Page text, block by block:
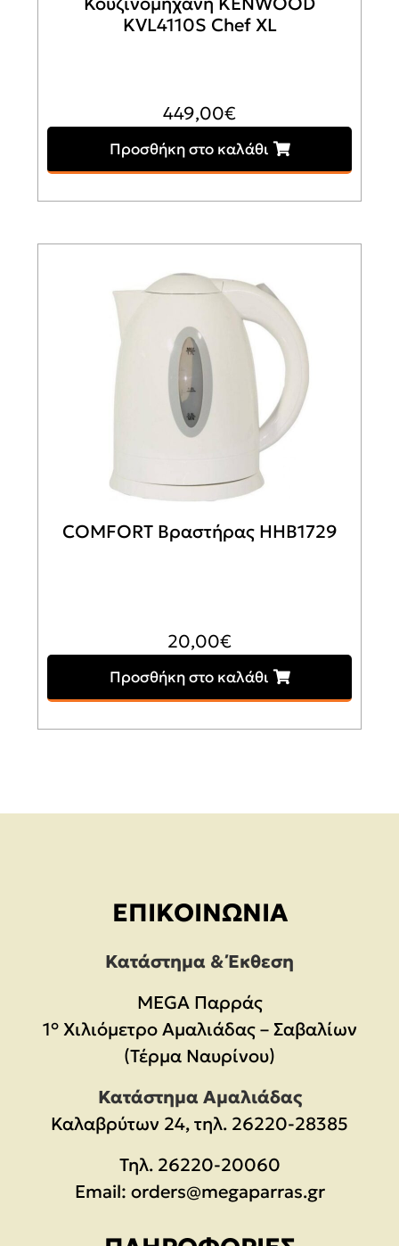
KVL4110S Chef XL
449,00€
Προσθήκη στο καλάθι
COMFORT Βραστήρας HHB1729
20,00€
Προσθήκη στο καλάθι
ΕΠΙΚΟΙΝΩΝΊΑ
Κατάστημα & Έκθεση
MEGA Παρράς
1° Χιλιόμετρο Αμαλιάδας – Σαβαλίων
(Τέρμα Ναυρίνου)
Κατάστημα Αμαλιάδας
Καλαβρύτων 24, τηλ. 26220-28385
Τηλ. 26220-20060
Email: orders@megaparras.gr